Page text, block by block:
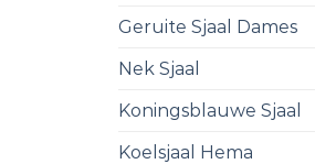
Geruite Sjaal Dames
Nek Sjaal
Koningsblauwe Sjaal
Koelsjaal Hema